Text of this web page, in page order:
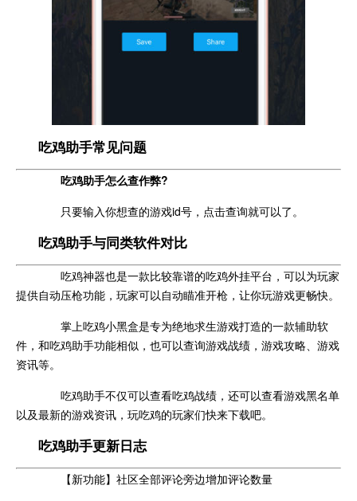
吃鸡助手常见问题
吃鸡助手怎么查作弊?
只要输入你想查的游戏id号，点击查询就可以了。
吃鸡助手与同类软件对比
吃鸡神器也是一款比较靠谱的吃鸡外挂平台，可以为玩家
提供自动压枪功能，玩家可以自动瞄准开枪，让你玩游戏更畅快。
掌上吃鸡小黑盒是专为绝地求生游戏打造的一款辅助软
件，和吃鸡助手功能相似，也可以查询游戏战绩，游戏攻略、游戏
资讯等。
吃鸡助手不仅可以查看吃鸡战绩，还可以查看游戏黑名单
以及最新的游戏资讯，玩吃鸡的玩家们快来下载吧。
吃鸡助手更新日志
【新功能】社区全部评论旁边增加评论数量